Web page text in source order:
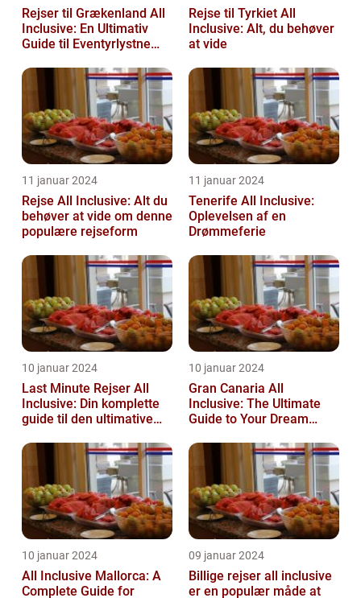
Rejser til Grækenland All
Inclusive: En Ultimativ
Guide til Eventyrlystne
Rejse til Tyrkiet All
Inclusive: Alt, du behøver
at vide
11 januar 2024
Rejse All Inclusive: Alt du
behøver at vide om denne
populære rejseform
11 januar 2024
Tenerife All Inclusive:
Oplevelsen af en
Drømmeferie
10 januar 2024
Last Minute Rejser All
Inclusive: Din komplette
guide til den ultimative
ferieoplevelse
10 januar 2024
Gran Canaria All
Inclusive: The Ultimate
Guide to Your Dream
10 januar 2024
All Inclusive Mallorca: A
Complete Guide for
09 januar 2024
Billige rejser all inclusive
er en populær måde at